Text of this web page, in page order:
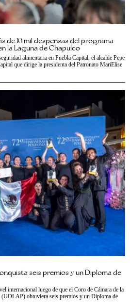
de 10 mil despensas del programa
la Laguna de Chapulco
alimentaria en Puebla Capital, el alcalde Pepe
que dirige la presidenta del Patronato MariElise
seis premios y un Diploma de
internacional luego de que el Coro de Cámara de la
(UDLAP) obtuviera seis premios y un Diploma de